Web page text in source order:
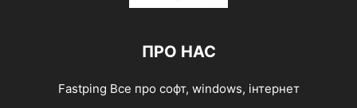
ПРО НАС
Fastping Все про софт, windows, інтернет